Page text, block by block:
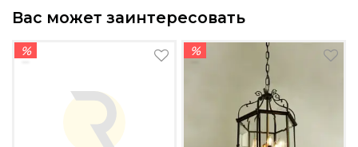
Вас может заинтересовать
% %